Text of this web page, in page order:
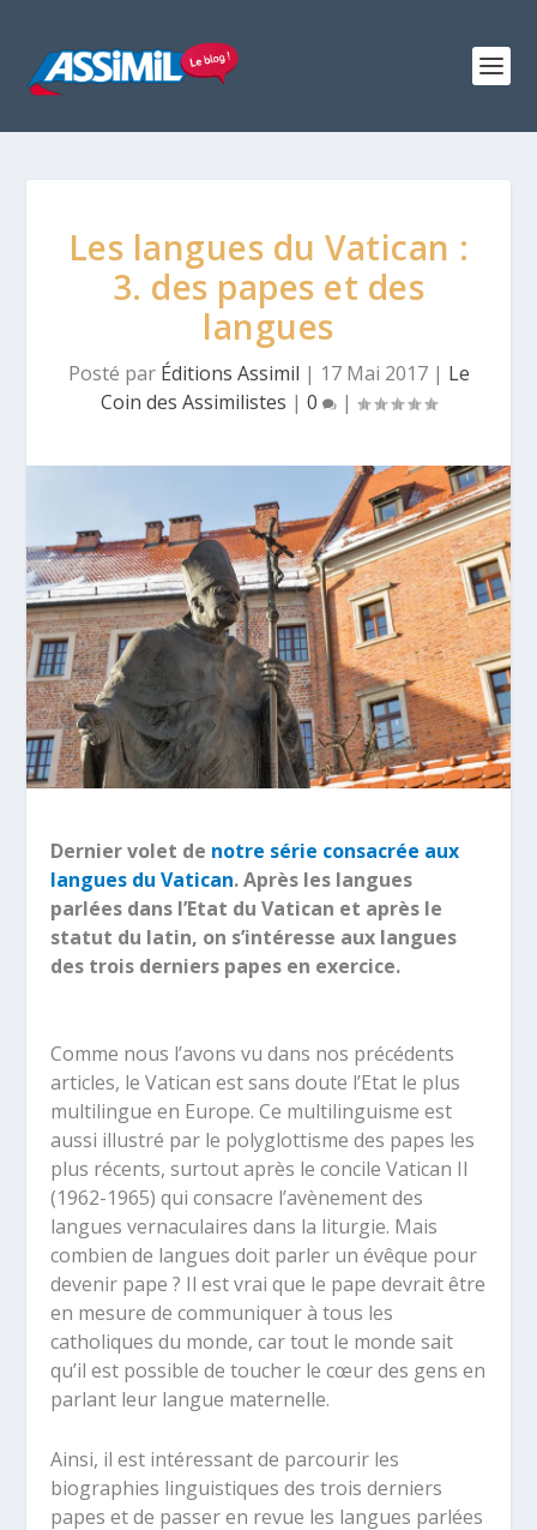
Les langues du Vatican :
3. des papes et des
langues
Posté par Éditions Assimil | 17 Mai 2017| Le
Coin des Assimilistes | 0 |
Dernier volet de notre série consacrée aux
langues du Vatican. Après les langues
parlées dans l’Etat du Vatican et après le
statut du latin, on s’intéresse aux langues
des trois derniers papes en exercice.
Comme nous l’avons vu dans nos précédents
articles, le Vatican est sans doute l’Etat le plus
multilingue en Europe. Ce multilinguisme est
aussi illustré par le polyglottisme des papes les
plus récents, surtout après le concile Vatican II
(1962-1965) qui consacre l’avènement des
langues vernaculaires dans la liturgie. Mais
combien de langues doit parler un évêque pour
devenir pape ? Il est vrai que le pape devrait être
en mesure de communiquer à tous les
catholiques du monde, car tout le monde sait
qu’il est possible de toucher le cœur des gens en
parlant leur langue maternelle.
Ainsi, il est intéressant de parcourir les
biographies linguistiques des trois derniers
papes et de passer en revue les langues parlées